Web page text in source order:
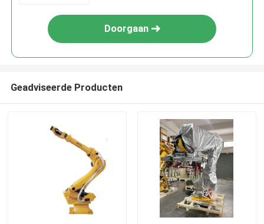
Doorgaan
Geadviseerde Producten